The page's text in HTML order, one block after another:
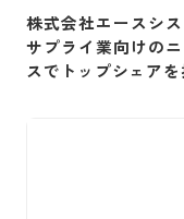
株式会社エースシ
サプライ業向けの
スでトップシェアを